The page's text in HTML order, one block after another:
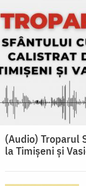
(Audio) Troparul
la Timișeni și